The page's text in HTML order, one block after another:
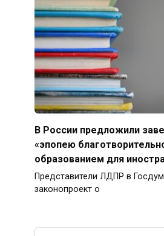
В России предложили
«эпопею
образованием для
Представители ЛДПР в
законопроект о